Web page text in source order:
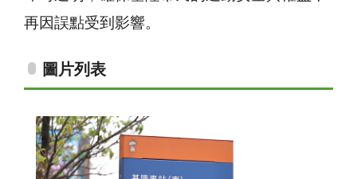
再因誤點受到影響。
圖片列表